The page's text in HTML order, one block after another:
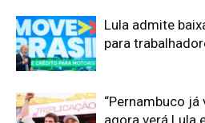
Lula admite
para
“Pernambuco já
agora verá Lula